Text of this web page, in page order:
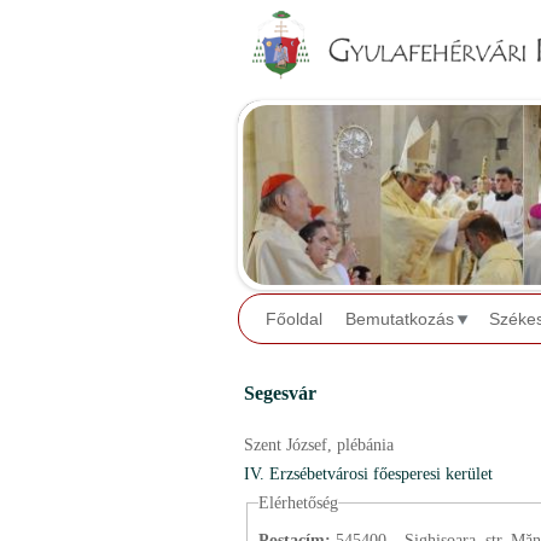
Főoldal Bemutatkozás
Segesvár
Szent József, plébánia
IV. Erzsébetvárosi főesperesi kerület
Elérhetőség